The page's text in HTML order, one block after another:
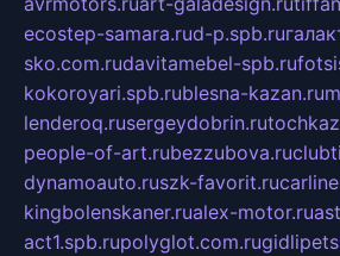
ecostep-samara.rud-p.spb.ru
sko.com.rudavitamebel-spb.ru
kokoroyari.spb.rublesna-kazan.ru
lenderoq.rusergeydobrin.ru
people-of-art.rubezzubova.ru
dynamoauto.ruszk-favorit.ru
kingbolenskaner.rualex-motor.ru
act1.spb.rupolyglot.com.ru